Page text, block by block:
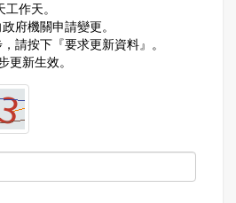
作天。
府機關申請變更。
請按下『要求更新資料』。
更新生效。